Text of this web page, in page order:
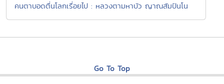
คนตาบอดตื่นโลกเรื่อยไป : หลวงตามหาบัว ญาณสัมปันโน
Go To Top